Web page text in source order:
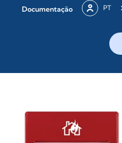
Documentação PT